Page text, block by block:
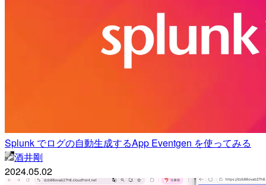
Splunk でログの自動生成するApp Eventgen を使ってみる
酒井剛
2024.05.02